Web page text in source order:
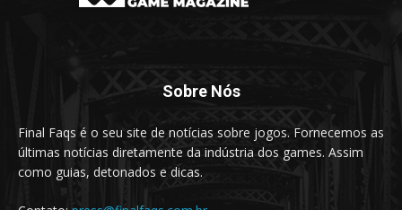
Sobre Nós
Final Faqs é o seu site de notícias sobre jogos. Fornecemos as
últimas notícias diretamente da indústria dos games. Assim
como guias, detonados e dicas.